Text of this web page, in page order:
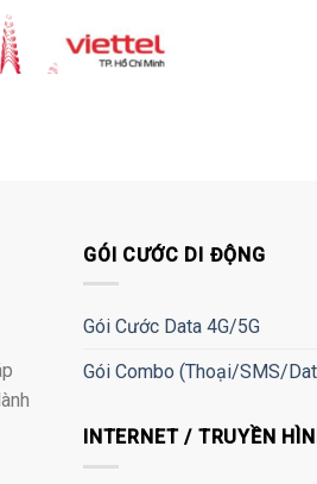
GÓI CƯỚC DI ĐỘNG
Gói Cước Data 4G/5G
Gói Combo (Thoại/SMS/
INTERNET / TRUYỀN